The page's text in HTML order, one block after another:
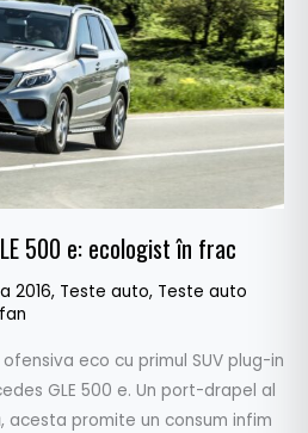
500 e: ecologist în frac
2016, Teste auto, Teste auto
eco cu primul SUV plug-in
GLE 500 e. Un port-drapel al
acesta promite un consum infim